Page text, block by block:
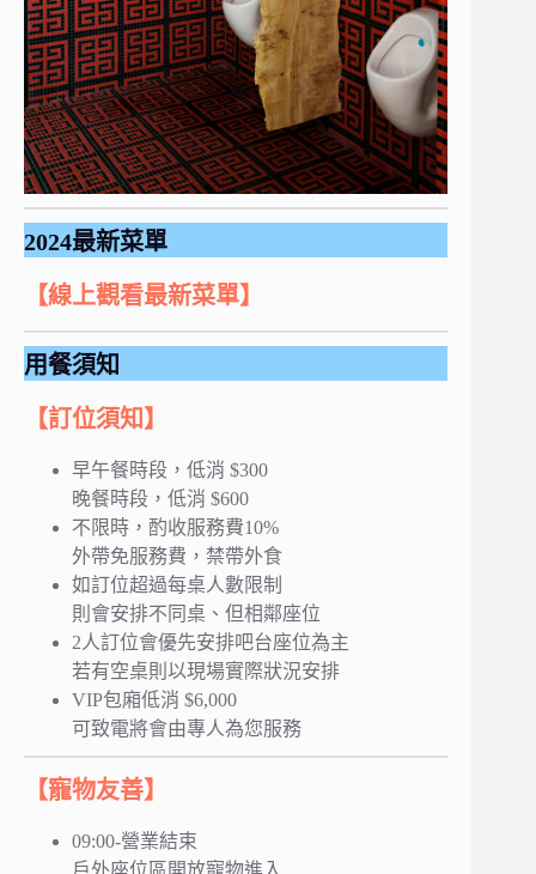
2024最新菜單
【線上觀看最新菜單】
用餐須知
【訂位須知】
早午餐時段，低消 $300
晚餐時段，低消 $600
不限時，酌收服務費10%
外帶免服務費，禁帶外食
如訂位超過每桌人數限制
則會安排不同桌、但相鄰座位
2人訂位會優先安排吧台座位為主
若有空桌則以現場實際狀況安排
VIP包廂低消 $6,000
可致電將會由專人為您服務
【寵物友善】
09:00-營業結束